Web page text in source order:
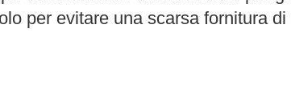
per evitare una scarsa fornitura